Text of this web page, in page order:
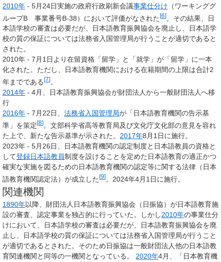
2010年 - 5月24日実施の政府行政刷新会議事業仕分け （ワーキンググ
ループB 事業番号B-38）において評価がなされた[6]。その結果、日
本語学校の審査は必要だが、日本語教育振興協会を廃止し、日本語学
校の質の保証については法務省入国管理局が行うことが適切であると
された。
2010年 - 7月1日より在留資格「留学」と「就学」が「留学」に一本
化された。ただし、日本語教育機関における在籍期間の上限は合計2
年までである [7] 。
2014年 - 4月、日本語教育振興協会が財団法人から一般財団法人へ移
行
2016年 - 7月22日、 法務省入国管理局が「日本語教育機関の告示基
準」を策定[8]。文部科学省高等教育局及び文化庁文化部の意見を容れ
た上で、新たな告示基準が示された。 2017年8月1日に施行。
2023年 - 5月26日、日本語教育機関の認定制度と日本語教員の資格と
して登録日本語教員制度を設けることを定めた日本語教育の適正かつ
確実な実施を図るための日本語教育機関の認定等に関する法律（日本
語教育機関認定法）が成立した[9]。2024年4月1日に施行。
関連機関
1890年以降、財団法人日本語教育振興協会（日振協）が日本語教育施
設の審査、認定事業を独占的に行っていた。しかし2010年の事業仕分
けにおいて、日本語学校の審査は必要だが、日本語教育振興協会を廃
止し、日本語学校の質の保証については法務省入国管理局が行うこと
が適切であるとされた。そのため日振協は一般財団法人他の日本語教
育関連機関と同等の一機関となっている。 2020年4月、「日本教育機